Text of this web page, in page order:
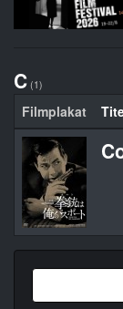
C (1)
Filmplakat